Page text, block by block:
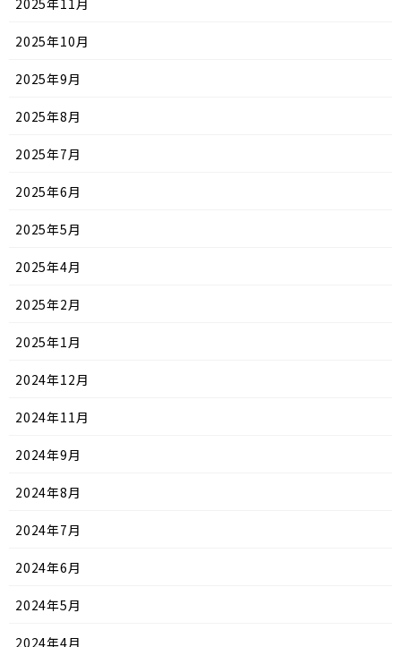
2025年10月
2025年9月
2025年8月
2025年7月
2025年6月
2025年5月
2025年4月
2025年2月
2025年1月
2024年12月
2024年11月
2024年9月
2024年8月
2024年7月
2024年6月
2024年5月
2024年4月